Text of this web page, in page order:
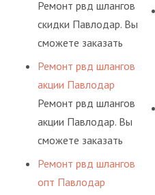
долговременного
комплексного
гидросистем Вашего
предприятия.
Ремонт рвд шлангов
скидки Павлодар. Вы
сможете заказать
сервис РВД на разовой
основе либо на
условиях
долговременного
комплексного
гидросистем Вашего
предприятия.
Ремонт рвд шлангов
акции Павлодар
Ремонт рвд шлангов
акции Павлодар. Вы
сможете заказать
сервис РВД на разовой
основе либо на
Ремонт рвд шлангов
опт Павлодар